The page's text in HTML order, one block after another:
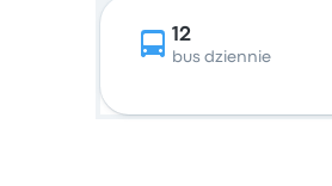
12
bus dziennie